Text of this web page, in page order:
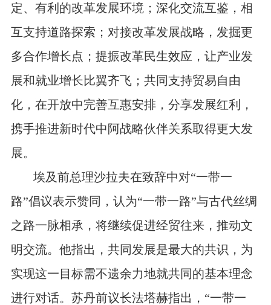
定、有利的改革发展环境；深化交流互鉴，相
互支持道路探索；对接改革发展战略，发掘更
多合作增长点；提振改革民生效应，让产业发
展和就业增长比翼齐飞；共同支持贸易自由
化，在开放中完善互惠安排，分享发展红利，
携手推进新时代中阿战略伙伴关系取得更大发
展。
埃及前总理沙拉夫在致辞中对“一带一
路”倡议表示赞同，认为“一带一路”与古代丝绸
之路一脉相承，将继续促进经贸往来，推动文
明交流。他指出，共同发展是最大的共识，为
实现这一目标需不遗余力地就共同的基本理念
进行对话。苏丹前议长法塔赫指出，“一带一